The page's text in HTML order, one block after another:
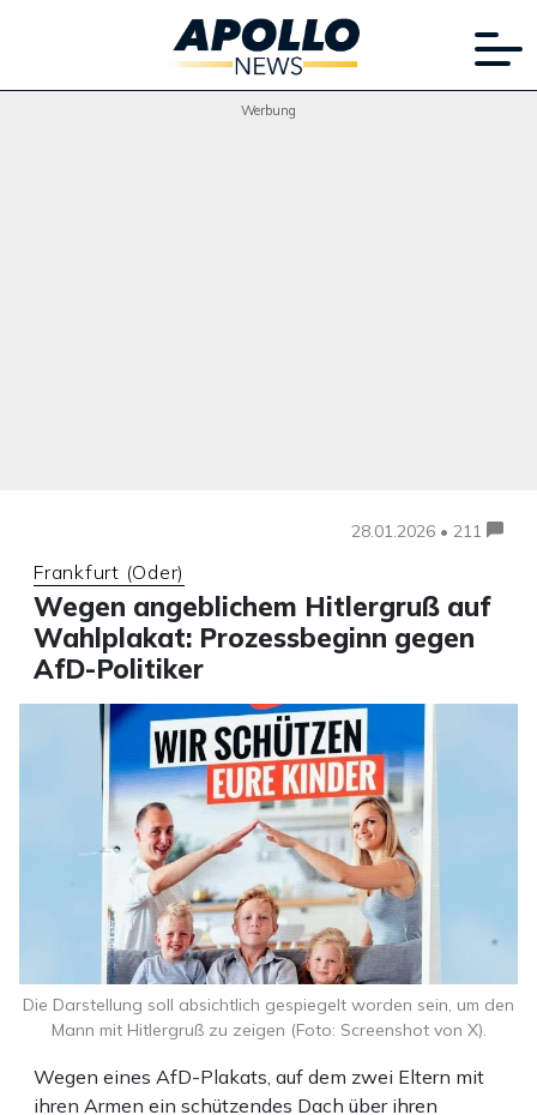
Werbung
28.01.2026 • 211
Frankfurt (Oder)
Wegen angeblichem Hitlergruß auf
Wahlplakat: Prozessbeginn gegen
AfD-Politiker
Wegen eines AfD-Plakats, auf dem zwei Eltern mit
ihren Armen ein schützendes Dach über ihren
Die Darstellung soll absichtlich gespiegelt worden sein, um den
Mann mit Hitlergruß zu zeigen (Foto: Screenshot von X).